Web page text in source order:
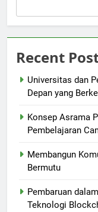
Recent
Universitas dan
Depan yang
Konsep Asrama
Pembelajaran
Membangun
Bermutu
Pembaruan
Teknologi